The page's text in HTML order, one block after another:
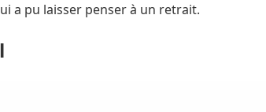
a pu laisser penser à un retrait.